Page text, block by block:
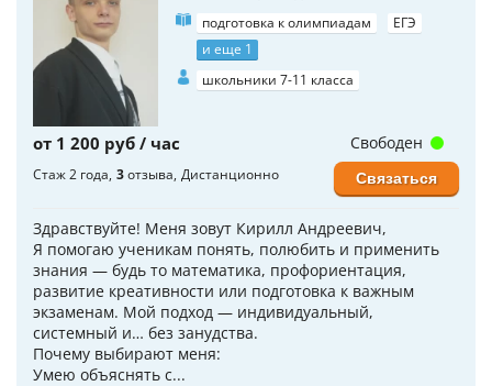
подготовка к олимпиадам
ЕГЭ
и еще 1
школьники 7-11 класса
от 1 200 руб / час
Стаж 2 года 3отзыва Дистанционно
Здравствуйте! Меня зовут Кирилл Андреевич,
Я помогаю ученикам понять, полюбить и применить
знания — будь то математика, профориентация,
развитие креативности или подготовка к важным
экзаменам. Мой подход — индивидуальный,
системный и… без занудства.
Почему выбирают меня:
Умею объяснять с...
Свободен
Связаться